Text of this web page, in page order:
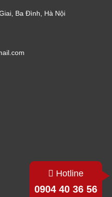
Ba Đình, Hà Nội
Hotline
0904 40 36 56